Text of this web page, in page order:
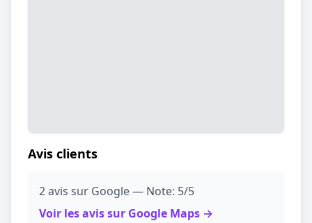
Avis clients
2 avis sur Google — Note: 5/5
Voir les avis sur Google Maps →